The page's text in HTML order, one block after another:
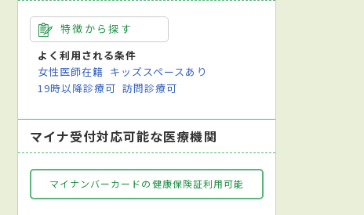
特徴から探す
よく利用される条件
女性医師在籍 キッズスペースあり
19時以降診療可 訪問診療可
マイナ受付対応可能な医療機関
マイナンバーカードの健康保険証利用可能